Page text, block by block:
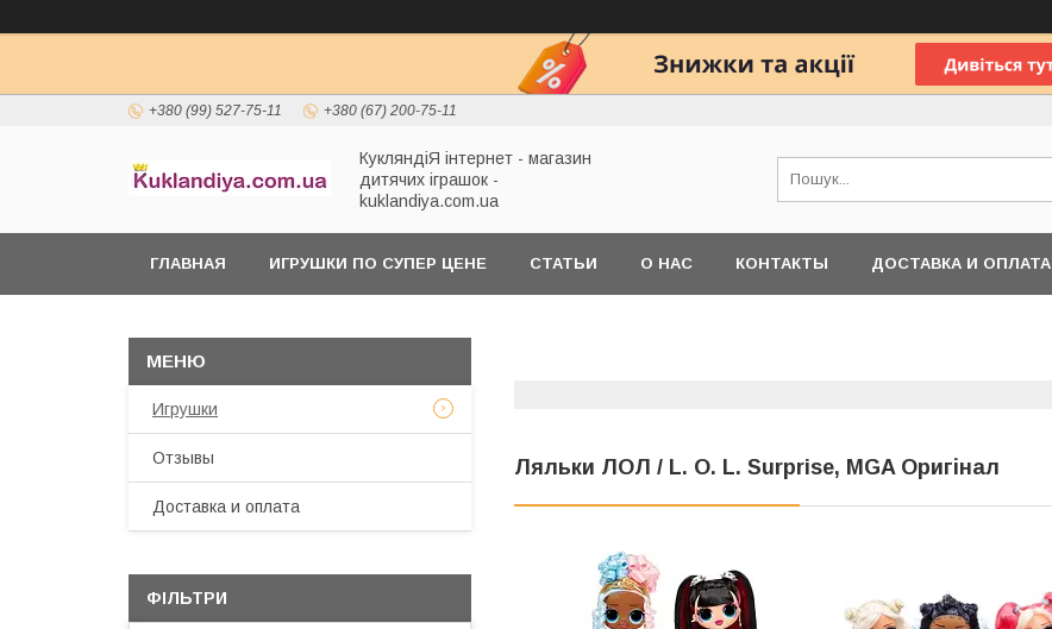
+380 (99) 527-75-11 +380 (67) 200-75-11
КукляндіЯ інтернет - магазин
дитячих іграшок -
kuklandiya.com.ua
ГЛАВНАЯ ИГРУШКИ ПО СУПЕР ЦЕНЕ СТАТЬИ О НАС КОНТАКТЫ ДОСТАВКА И ОПЛАТА
Ляльки ЛОЛ / L. O. L. Surprise, MGA Оригінал
Игрушки
Отзывы
Доставка и оплата
ФІЛЬТРИ